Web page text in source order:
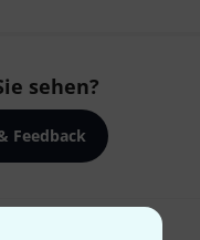
sehen?
Feedback